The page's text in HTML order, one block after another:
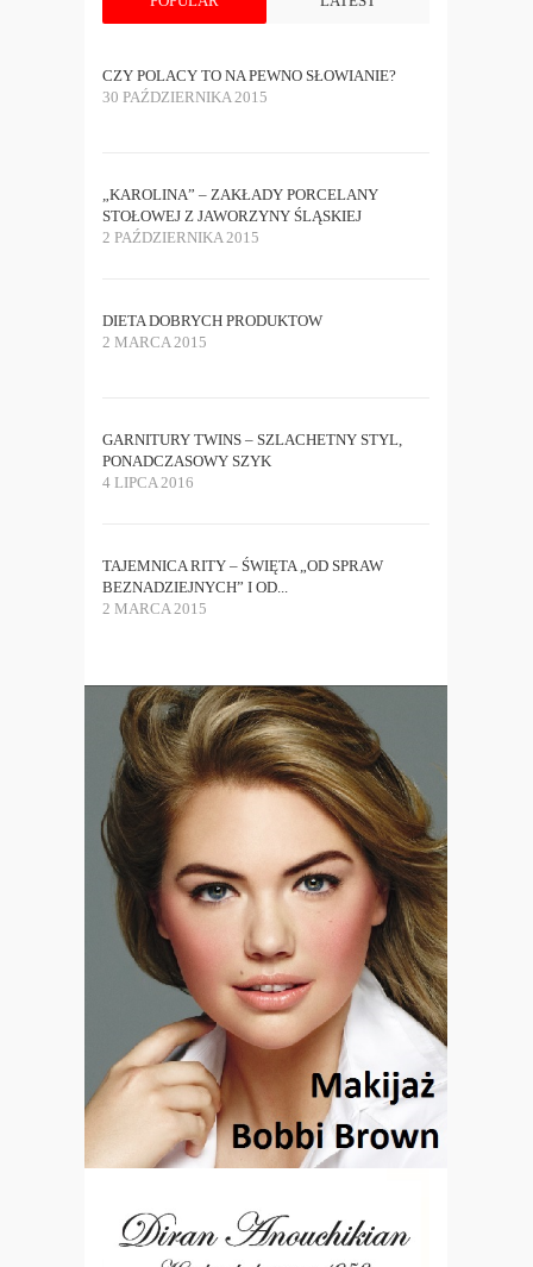
CZY POLACY TO NA PEWNO SŁOWIANIE?
30 PAŹDZIERNIKA 2015
„KAROLINA” – ZAKŁADY PORCELANY
STOŁOWEJ Z JAWORZYNY ŚLĄSKIEJ
2 PAŹDZIERNIKA 2015
DIETA DOBRYCH PRODUKTOW
2 MARCA 2015
GARNITURY TWINS – SZLACHETNY STYL,
PONADCZASOWY SZYK
4 LIPCA 2016
TAJEMNICA RITY – ŚWIĘTA „OD SPRAW
BEZNADZIEJNYCH” I OD...
2 MARCA 2015